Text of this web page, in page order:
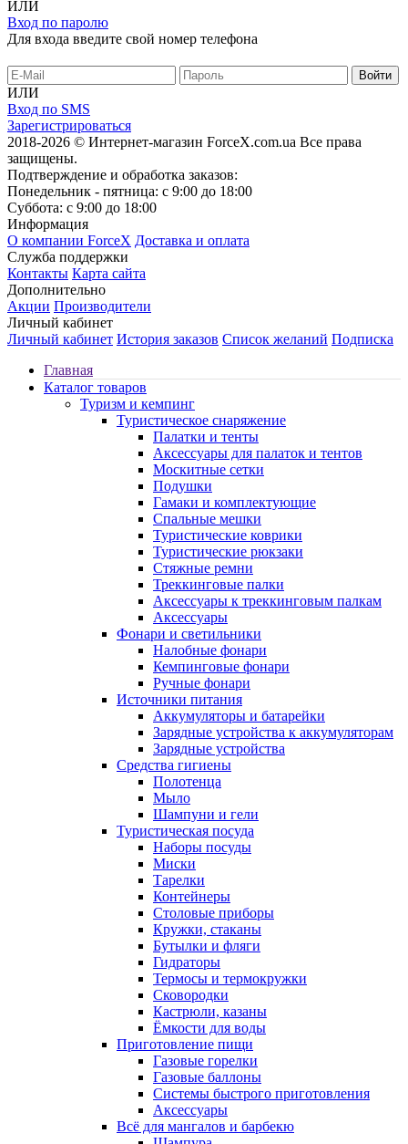
ИЛИ
Вход по паролю
Для входа введите свой номер телефона
ИЛИ
Вход по SMS
Зарегистрироваться
2018-2026 © Интернет-магазин ForceX.com.ua Все права
защищены.
Подтверждение и обработка заказов:
Понедельник - пятница: с 9:00 до 18:00
Суббота: с 9:00 до 18:00
Информация
О компании ForceX Доставка и оплата
Служба поддержки
Контакты Карта сайта
Дополнительно
Акции Производители
Личный кабинет
Личный кабинет История заказов Список желаний Подписка
Главная
Каталог товаров
Туризм и кемпинг
Туристическое снаряжение
Палатки и тенты
Аксессуары для палаток и тентов
Москитные сетки
Подушки
Гамаки и комплектующие
Спальные мешки
Туристические коврики
Туристические рюкзаки
Стяжные ремни
Треккинговые палки
Аксессуары к треккинговым палкам
Аксессуары
Фонари и светильники
Налобные фонари
Кемпинговые фонари
Ручные фонари
Источники питания
Аккумуляторы и батарейки
Зарядные устройства к аккумуляторам
Зарядные устройства
Средства гигиены
Полотенца
Мыло
Шампуни и гели
Туристическая посуда
Наборы посуды
Миски
Тарелки
Контейнеры
Столовые приборы
Кружки, стаканы
Бутылки и фляги
Гидраторы
Термосы и термокружки
Сковородки
Кастрюли, казаны
Ёмкости для воды
Приготовление пищи
Газовые горелки
Газовые баллоны
Системы быстрого приготовления
Аксессуары
Всё для мангалов и барбекю